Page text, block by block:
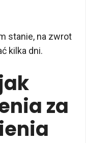
stanie, na zwrot
kilka dni.
za